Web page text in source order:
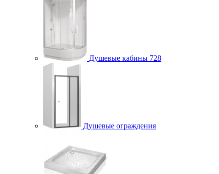
Душевые кабины 728
Душевые ограждения